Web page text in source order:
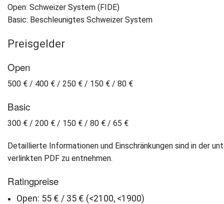
Open: Schweizer System (FIDE)
Basic: Beschleunigtes Schweizer System
Preisgelder
Open
500 € / 400 € / 250 € / 150 € / 80 €
Basic
300 € / 200 € / 150 € / 80 € / 65 €
Detaillierte Informationen und Einschränkungen sind in der
verlinkten PDF zu entnehmen.
Ratingpreise
Open: 55 € / 35 € (<2100, <1900)